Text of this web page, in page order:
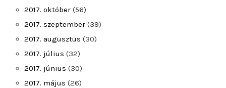
2017. október (56)
2017. szeptember (39)
2017. augusztus (30)
2017. július (32)
2017. június (30)
2017. május (26)